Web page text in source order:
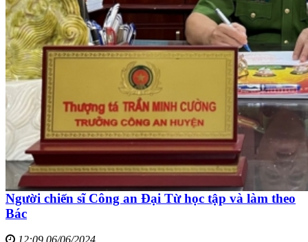
Người chiến sĩ Công an Đại Từ học tập và làm theo
Bác